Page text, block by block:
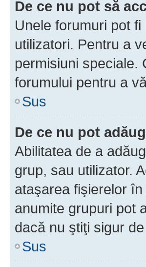
De ce nu pot să
Unele forumuri pot
utilizatori. Pentru a
permisiuni speciale.
forumului pentru a
Sus
De ce nu pot
Abilitatea de a
grup, sau utilizator.
ataşarea fişierelor
anumite grupuri pot
dacă nu ştiţi sigur
Sus